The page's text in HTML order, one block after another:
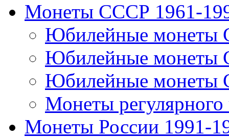
Монеты СССР 1961-
Юбилейные монеты
Юбилейные
Юбилейные
Монеты
Монеты России 1991-